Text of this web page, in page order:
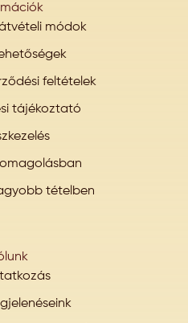
módok
feltételek
tájékoztató
tételben